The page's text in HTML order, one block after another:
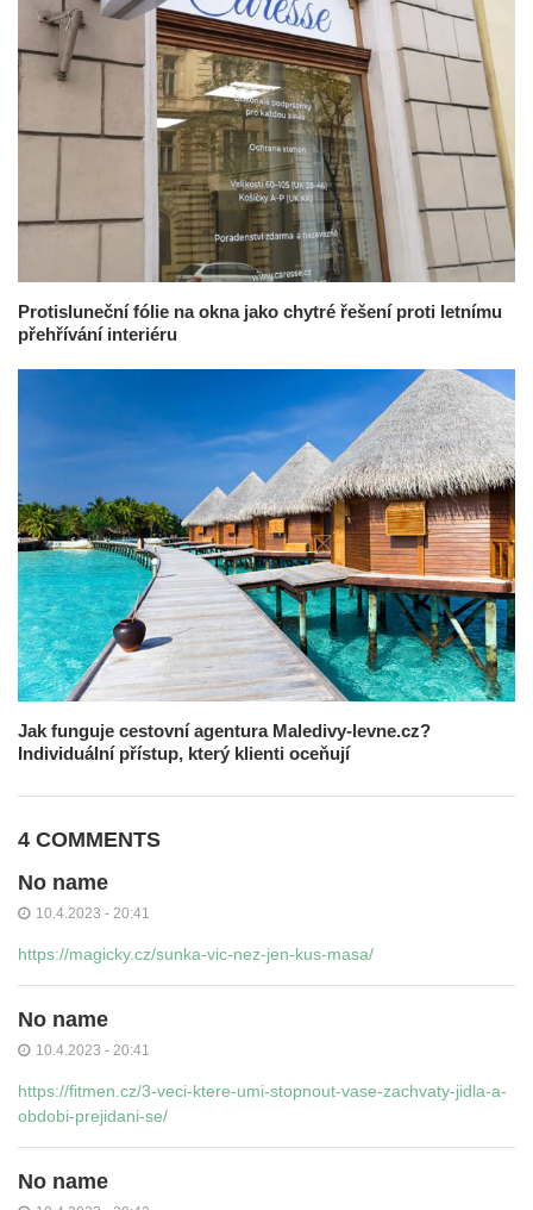
Protisluneční fólie na okna jako chytré řešení proti letnímu
přehřívání interiéru
Jak funguje cestovní agentura Maledivy-levne.cz?
Individuální přístup, který klienti oceňují
4 COMMENTS
No name
10.4.2023 - 20:41
https://magicky.cz/sunka-vic-nez-jen-kus-masa/
No name
10.4.2023 - 20:41
https://fitmen.cz/3-veci-ktere-umi-stopnout-vase-zachvaty-jidla-a-
obdobi-prejidani-se/
No name